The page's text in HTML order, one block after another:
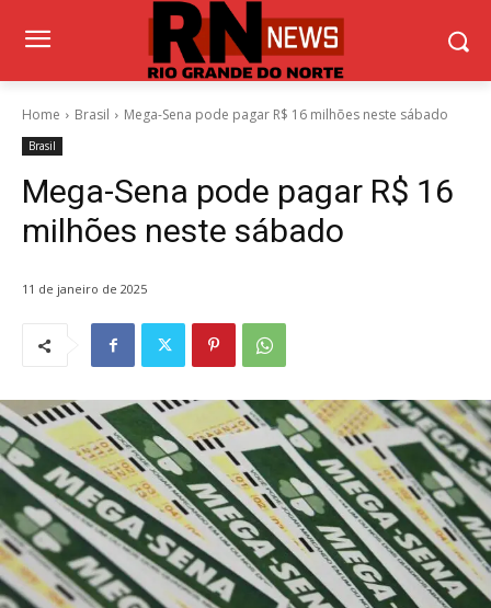
Home Brasil Mega-Sena pode pagar R$ 16 milhões neste sábado
Brasil
Mega-Sena pode pagar R$ 16
milhões neste sábado
11 de janeiro de 2025